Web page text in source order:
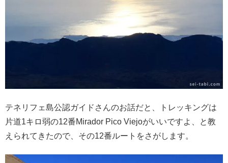
テネリフェ島公認ガイドさんのお話だと、トレッキングは
片道1キロ弱の12番Mirador Pico Viejoがいいですよ、と教
えられてきたので、その12番ルートをさがします。